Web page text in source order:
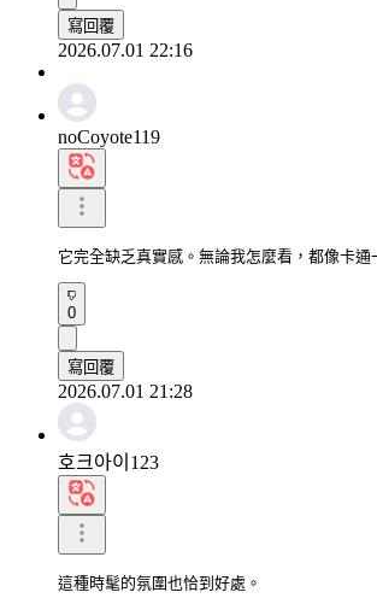
寫回覆
2026.07.01 22:16
noCoyote119
它完全缺乏真實感。無論我怎麼看，都像卡通
0
寫回覆
2026.07.01 21:28
호크아이123
這種時髦的氛圍也恰到好處。